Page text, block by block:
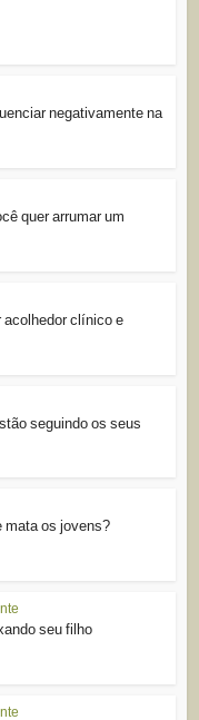
negativamente na
quer arrumar um
acolhedor clínico e
seguindo os seus
mata os jovens?
seu filho